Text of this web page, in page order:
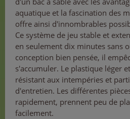
aquatique et la fascination des
offre ainsi d'innombrables
Ce système de jeu stable et
en seulement dix minutes sans
conception bien pensée, il
s'accumuler. Le plastique léger
résistant aux intempéries et
d'entretien. Les différentes
rapidement, prennent peu de
facilement.